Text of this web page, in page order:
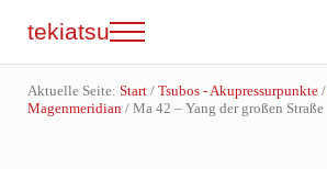
tekiatsu Menu
Aktuelle Seite: Start / Tsubos - Akupressurpunkte /
Magenmeridian /Ma 42 – Yang der großen Straße